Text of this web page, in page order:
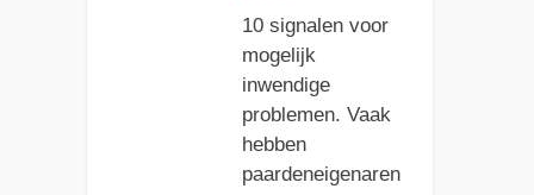
10 signalen voor
mogelijk
inwendige
problemen. Vaak
hebben
paardeneigenaren